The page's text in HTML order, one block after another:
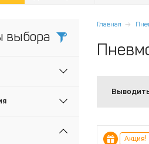
выбора
Главная
Акция!